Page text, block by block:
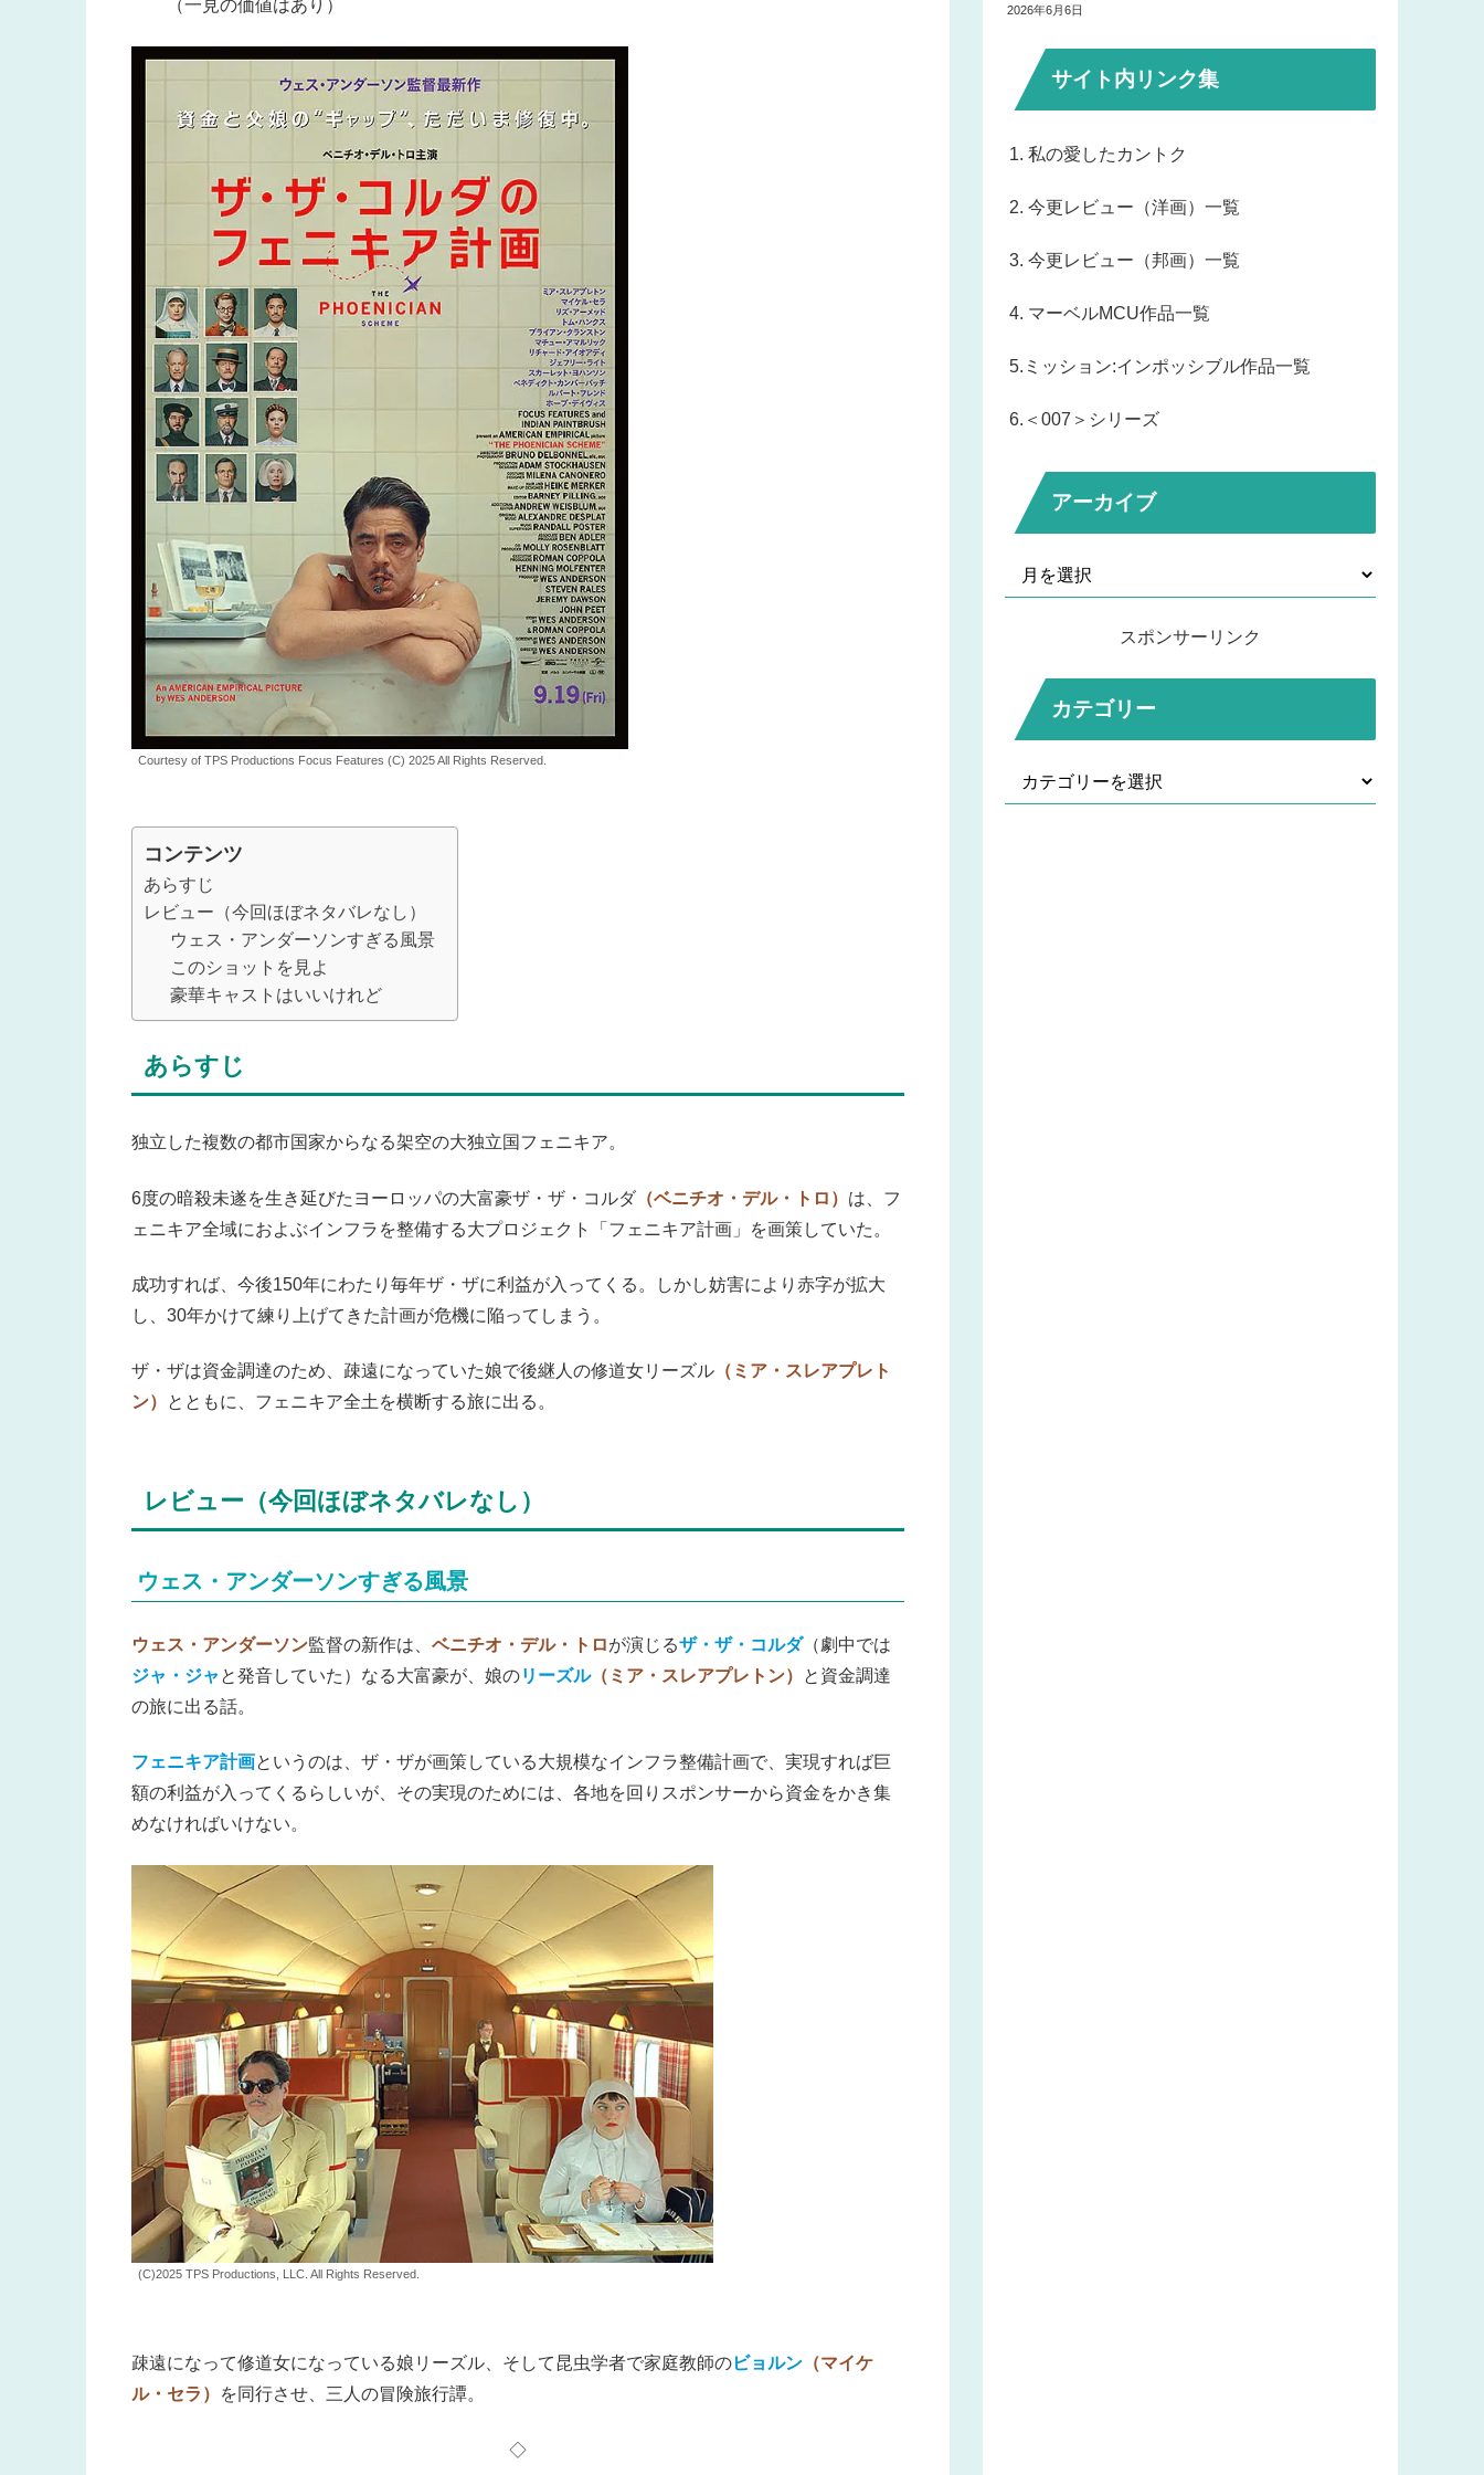
（一見の価値はあり）
Courtesy of TPS Productions Focus Features (C) 2025 All Rights Reserved.
コンテンツ
あらすじ
レビュー（今回ほぼネタバレなし）
ウェス・アンダーソンすぎる風景
このショットを見よ
豪華キャストはいいけれど
あらすじ
独立した複数の都市国家からなる架空の大独立国フェニキア。
6度の暗殺未遂を生き延びたヨーロッパの大富豪ザ・ザ・コルダ（ベニチオ・デル・トロ） は、フ
ェニキア全域におよぶインフラを整備する大プロジェクト「フェニキア計画」を画策していた。
成功すれば、今後150年にわたり毎年ザ・ザに利益が入ってくる。しかし妨害により赤字が拡大
し、30年かけて練り上げてきた計画が危機に陥ってしまう。
ザ・ザは資金調達のため、疎遠になっていた娘で後継人の修道女リーズル （ミア・スレアプレト
ン）
とともに、フェニキア全土を横断する旅に出る。
レビュー（今回ほぼネタバレなし）
ウェス・アンダーソンすぎる風景
ウェス・アンダーソン監督の新作は、 ベニチオ・デル・トロが演じるザ・ザ・コルダ（劇中では
ジャ・ジャ と発音していた）なる大富豪が、娘のリーズル（ミア・スレアプレトン）
と資金調達
の旅に出る話。
フェニキア計画というのは、ザ・ザが画策している大規模なインフラ整備計画で、実現すれば巨
額の利益が入ってくるらしいが、その実現のためには、各地を回りスポンサーから資金をかき集
めなければいけない。
(C)2025 TPS Productions, LLC. All Rights Reserved.
疎遠になって修道女になっている娘リーズル、そして昆虫学者で家庭教師のビョルン （マイケ
ル・セラ）
を同行させ、三人の冒険旅行譚。
◇
2026年6月6日
サイト内リンク集
1. 私の愛したカントク
2. 今更レビュー（洋画）一覧
3. 今更レビュー（邦画）一覧
4. マーベルMCU作品一覧
5.ミッション:インポッシブル作品一覧
6.＜007＞シリーズ
アーカイブ
スポンサーリンク
カテゴリー